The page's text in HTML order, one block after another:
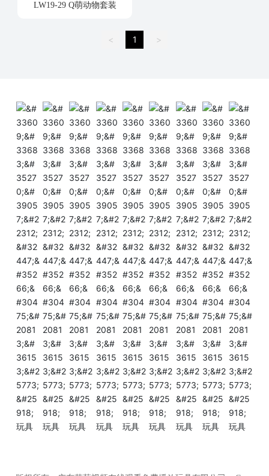
LW19-29 Q萌动物套装
< 1 >